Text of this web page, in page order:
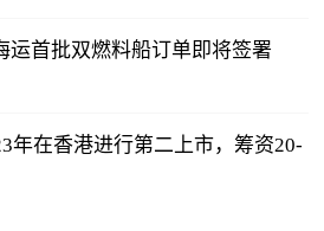
运首批双燃料船订单即将签署
年在香港进行第二上市，筹资20-